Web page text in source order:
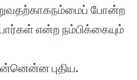
போன்ற
என்ற நம்பிக்கையும்
புதிய.